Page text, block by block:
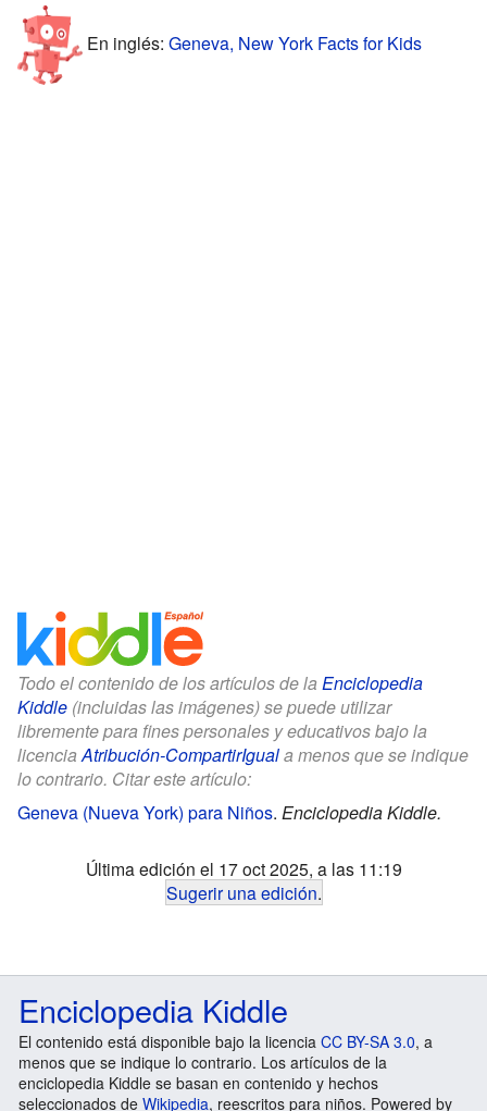
En inglés: Geneva, New York Facts for Kids
Todo el contenido de los artículos de la Enciclopedia
Kiddle (incluidas las imágenes) se puede utilizar
libremente para fines personales y educativos bajo la
licenciaAtribución-CompartirIguala menos que se indique
lo contrario. Citar este artículo:
Geneva (Nueva York) para Niños. Enciclopedia Kiddle.
Última edición el 17 oct 2025, a las 11:19
Sugerir una edición.
Enciclopedia Kiddle
El contenido está disponible bajo la licencia CC BY-SA 3.0, a
menos que se indique lo contrario. Los artículos de la
enciclopedia Kiddle se basan en contenido y hechos
seleccionados de Wikipedia, reescritos para niños. Powered by